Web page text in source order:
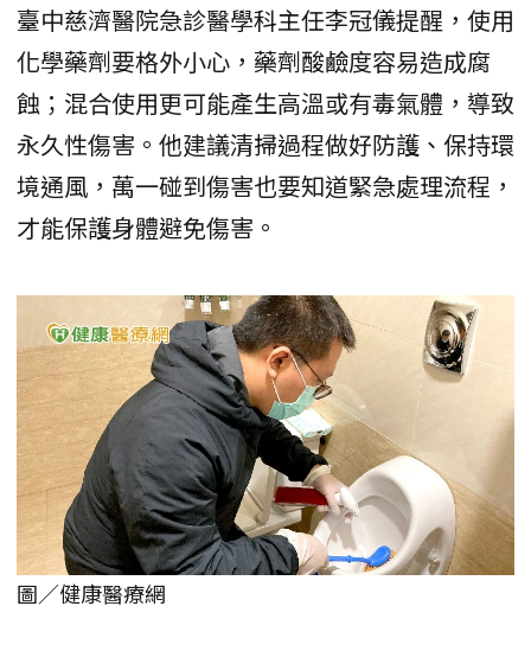
臺中慈濟醫院急診醫學科主任李冠儀提醒，使用
化學藥劑要格外小心，藥劑酸鹼度容易造成腐
蝕；混合使用更可能產生高溫或有毒氣體，導致
永久性傷害。他建議清掃過程做好防護、保持環
境通風，萬一碰到傷害也要知道緊急處理流程，
才能保護身體避免傷害。
圖／健康醫療網